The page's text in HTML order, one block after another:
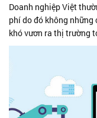
Doanh nghiệp Việt
phí do đó không
khó vươn ra thị trường